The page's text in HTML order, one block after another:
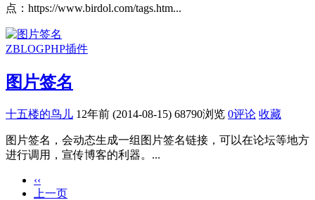
点：https://www.birdol.com/tags.htm...
ZBLOGPHP插件
图片签名
十五楼的鸟儿 12年前 (2014-08-15) 68790浏览 0评论 收藏
图片签名，会动态生成一组图片签名链接，可以在论坛等地方
进行调用，宣传博客的利器。...
‹‹
上一页